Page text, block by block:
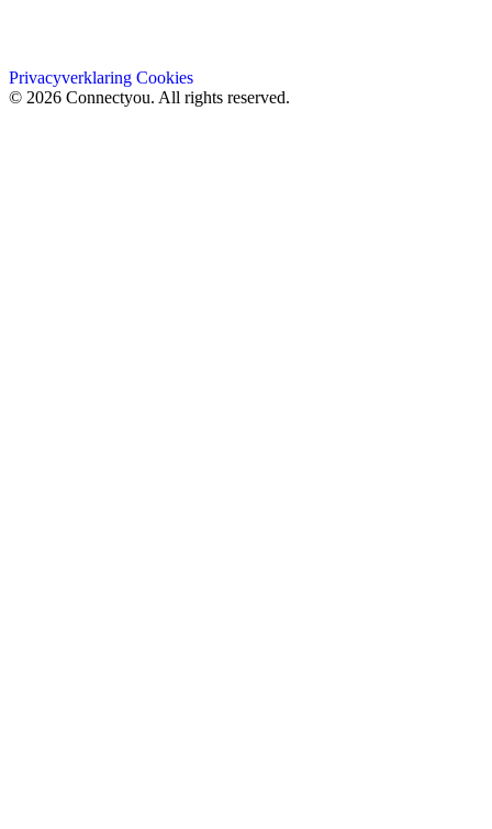
Privacyverklaring Cookies
© 2026 Connectyou. All rights reserved.